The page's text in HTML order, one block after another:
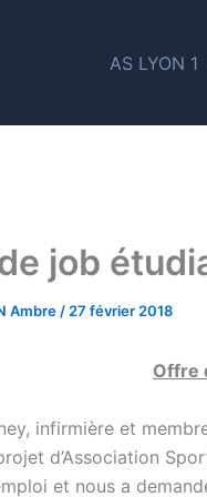
AS LYON 1
job
Ambre / 27 février 2018
Offre
infirmière et
d’Association
et nous a